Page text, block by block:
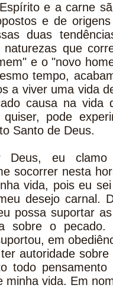
e a carne
e de
duas
que
e o "novo
tempo,
a viver uma vida
causa na vida
pode
Santo de Deus.
Deus, eu
socorrer nesta
vida, pois eu
desejo carnal.
possa suportar
sobre o pecado.
em
autoridade
todo
minha vida. Em